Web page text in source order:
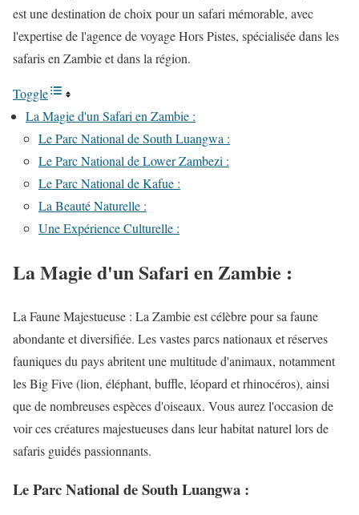
est une destination de choix pour un safari mémorable, avec
l'expertise de l'agence de voyage Hors Pistes, spécialisée dans les
safaris en Zambie et dans la région.
Toggle
La Magie d'un Safari en Zambie :
Le Parc National de South Luangwa :
Le Parc National de Lower Zambezi :
Le Parc National de Kafue :
La Beauté Naturelle :
Une Expérience Culturelle :
La Magie d'un Safari en Zambie :
La Faune Majestueuse : La Zambie est célèbre pour sa faune
abondante et diversifiée. Les vastes parcs nationaux et réserves
fauniques du pays abritent une multitude d'animaux, notamment
les Big Five (lion, éléphant, buffle, léopard et rhinocéros), ainsi
que de nombreuses espèces d'oiseaux. Vous aurez l'occasion de
voir ces créatures majestueuses dans leur habitat naturel lors de
safaris guidés passionnants.
Le Parc National de South Luangwa :